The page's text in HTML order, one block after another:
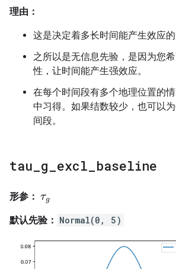
理由：
这是决定着多长时间能产生效应的
之所以是无信息先验，是因为您
性，让时间能产生强效应。
在每个时间段有多个地理位置的
中习得。如果结数较少，也可以
间段。
tau g excl baseline
形参： τg
τg
默认先验： Normal(0, 5)